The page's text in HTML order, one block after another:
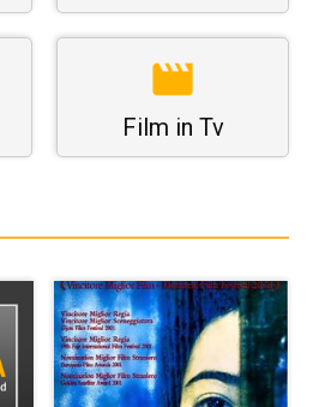
Film in Tv